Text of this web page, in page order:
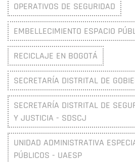
OPERATIVOS DE SEGURIDAD
EMBELLECIMIENTO ESPACIO
RECICLAJE EN BOGOTÁ
SECRETARÍA DISTRITAL DE
SECRETARÍA DISTRITAL DE
Y JUSTICIA - SDSCJ
UNIDAD ADMINISTRATIVA
PÚBLICOS - UAESP